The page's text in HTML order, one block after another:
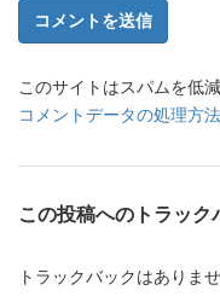
このサイトはスパムを低
コメントデータの処理方
この投稿へのトラック
トラックバックはありませ